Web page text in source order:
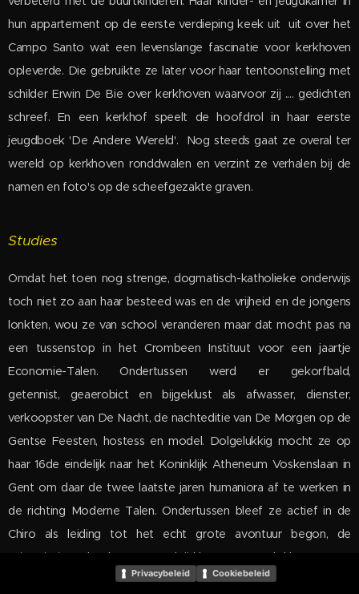
hun appartement op de eerste verdieping keek uit uit over het
Campo Santo wat een levenslange fascinatie voor kerkhoven
opleverde. Die gebruikte ze later voor haar tentoonstelling met
schilder Erwin De Bie over kerkhoven waarvoor zij .... gedichten
schreef. En een kerkhof speelt de hoofdrol in haar eerste
jeugdboek 'De Andere Wereld'. Nog steeds gaat ze overal ter
wereld op kerkhoven ronddwalen en verzint ze verhalen bij de
namen en foto's op de scheefgezakte graven.
Studies
Omdat het toen nog strenge, dogmatisch-katholieke onderwijs
toch niet zo aan haar besteed was en de vrijheid en de jongens
lonkten, wou ze van school veranderen maar dat mocht pas na
een tussenstop in het Crombeen Instituut voor een jaartje
Economie-Talen. Ondertussen werd er gekorfbald,
getennist, geaerobict en bijgeklust als afwasser, dienster,
verkoopster van De Nacht, de nachteditie van De Morgen op de
Gentse Feesten, hostess en model. Dolgelukkig mocht ze op
haar 16de eindelijk naar het Koninklijk Atheneum Voskenslaan in
Gent om daar de twee laatste jaren humaniora af te werken in
de richting Moderne Talen. Ondertussen bleef ze actief in de
Chiro als leiding tot het echt grote avontuur begon, de
universiteit, en 'het leven' te veel tijd begon op te slokken.
Privacybeleid Cookiebeleid